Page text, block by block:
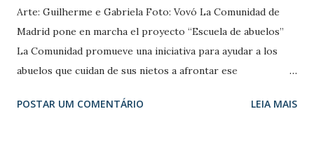
Arte: Guilherme e Gabriela Foto: Vovó La Comunidad de
Madrid pone en marcha el proyecto “Escuela de abuelos”
La Comunidad promueve una iniciativa para ayudar a los
abuelos que cuidan de sus nietos a afrontar ese
los abuelos y los padres, obtengan un resultado de éxito. En
POSTAR UM COMENTÁRIO LEIA MAIS